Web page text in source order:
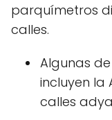
parquímetros
calles.
Algunas
incluyen la
calles